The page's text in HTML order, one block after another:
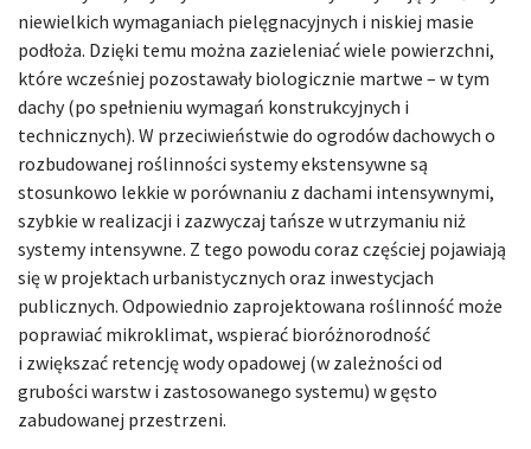
niewielkich wymaganiach pielęgnacyjnych i niskiej masie
podłoża. Dzięki temu można zazieleniać wiele powierzchni,
które wcześniej pozostawały biologicznie martwe – w tym
dachy (po spełnieniu wymagań konstrukcyjnych i
technicznych). W przeciwieństwie do ogrodów dachowych o
rozbudowanej roślinności systemy ekstensywne są
stosunkowo lekkie w porównaniu z dachami intensywnymi,
szybkie w realizacji i zazwyczaj tańsze w utrzymaniu niż
systemy intensywne. Z tego powodu coraz częściej pojawiają
się w projektach urbanistycznych oraz inwestycjach
publicznych. Odpowiednio zaprojektowana roślinność może
poprawiać mikroklimat, wspierać bioróżnorodność
i zwiększać retencję wody opadowej (w zależności od
grubości warstw i zastosowanego systemu) w gęsto
zabudowanej przestrzeni.